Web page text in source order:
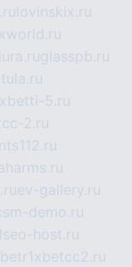
lovinskix.ru
liura.ruglasspb.ru
5.ru
2.ru
ev-gallery.ru
demo.ru
host.ru